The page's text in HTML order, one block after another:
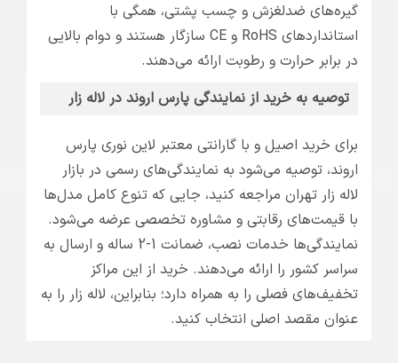
گیره‌های ضدلغزش و چسب پشتی، همگی با
استانداردهای RoHS و CE سازگار هستند و دوام بالایی
در برابر حرارت و رطوبت ارائه می‌دهند.
توصیه به خرید از نمایندگی پارس اروند در لاله زار
برای خرید اصیل و با گارانتی معتبر لاین نوری پارس
اروند، توصیه می‌شود به نمایندگی‌های رسمی در بازار
لاله زار تهران مراجعه کنید، جایی که تنوع کامل مدل‌ها
با قیمت‌های رقابتی و مشاوره تخصصی عرضه می‌شود.
نمایندگی‌ها خدمات نصب، ضمانت 1-2 ساله و ارسال به
سراسر کشور را ارائه می‌دهند. خرید از این مراکز
تخفیف‌های فصلی را به همراه دارد؛ بنابراین، لاله زار را به
عنوان مقصد اصلی انتخاب کنید.